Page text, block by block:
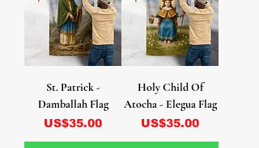
St. Patrick -
Damballah Flag
Precio
US$35.00
Holy Child Of
Atocha - Elegua Flag
Precio
US$35.00